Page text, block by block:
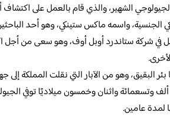
الشهير، والذي قام بالعمل على اكتشاف
الجنسية، واسمه ماكس ستينكي، وهو أحد
في شركة ستاندرد أوبل أوف، وهو سعى من أجل
بئر البقيق، وهو من الآبار التي نقلت المملكة
ألف وتسعمائة واثنان وخمسون ميلاديًا توفي
لمدة عامين.